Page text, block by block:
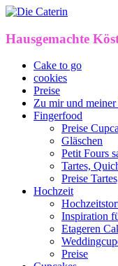
Hausgemachte
Cake to go
cookies
Preise
Zu mir und
Fingerfood
Preise
Gläschen
Petit Fours
Tartes,
Preise
Hochzeit
Inspiration
Etageren
Preise